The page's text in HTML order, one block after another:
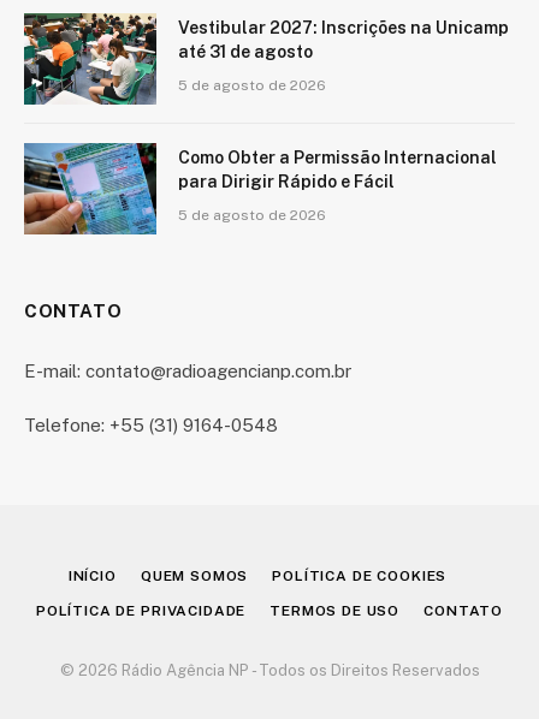
Vestibular 2027: Inscrições na Unicamp
até 31 de agosto
5 de agosto de 2026
Como Obter a Permissão Internacional
para Dirigir Rápido e Fácil
5 de agosto de 2026
CONTATO
E-mail: contato@radioagencianp.com.br
Telefone: +55 (31) 9164-0548
INÍCIO QUEM SOMOS POLÍTICA DE COOKIES
POLÍTICA DE PRIVACIDADE TERMOS DE USO CONTATO
© 2026 Rádio Agência NP - Todos os Direitos Reservados